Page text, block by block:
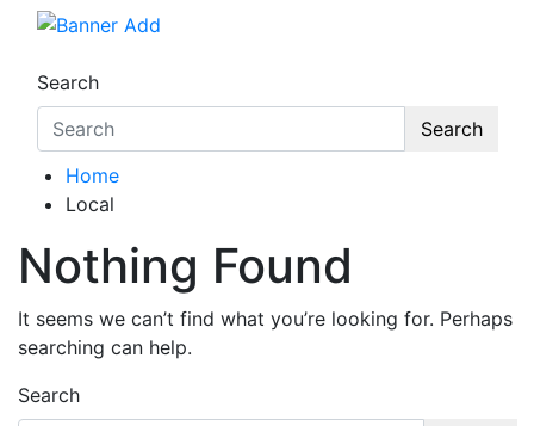
Noticias Guanajuato
Search
Search
Home
Local
Nothing Found
It seems we can’t find what you’re looking for. Perhaps
searching can help.
Search